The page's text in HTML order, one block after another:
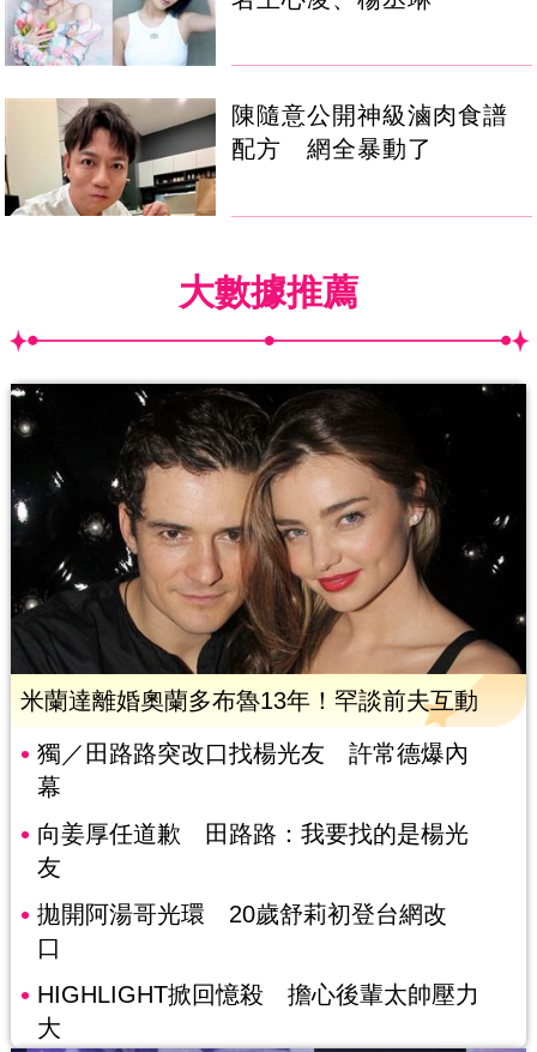
陳隨意公開神級滷肉食譜
配方 網全暴動了
大數據推薦
米蘭達離婚奧蘭多布魯13年！罕談前夫互動
獨／田路路突改口找楊光友 許常德爆內
幕
向姜厚任道歉 田路路：我要找的是楊光
友
拋開阿湯哥光環 20歲舒莉初登台網改
口
HIGHLIGHT掀回憶殺 擔心後輩太帥壓力
大